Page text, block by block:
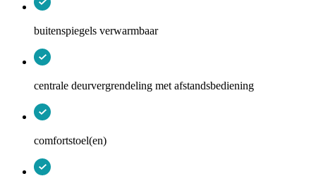
buitenspiegels verwarmbaar
centrale deurvergrendeling met afstandsbediening
comfortstoel(en)